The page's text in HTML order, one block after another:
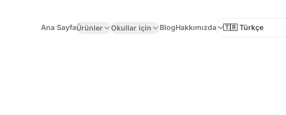
Ana SayfaÜrünler Okullar için BlogHakkımızda
Dil Seçin